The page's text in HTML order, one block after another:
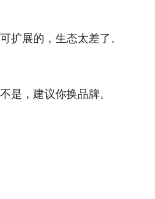
扩展的，生态太差了。
是，建议你换品牌。